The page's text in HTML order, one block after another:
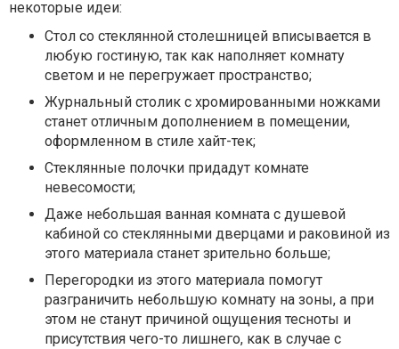
некоторые идеи:
Стол со стеклянной столешницей вписывается в
любую гостиную, так как наполняет комнату
светом и не перегружает пространство;
Журнальный столик с хромированными ножками
станет отличным дополнением в помещении,
оформленном в стиле хайт-тек;
Стеклянные полочки придадут комнате
невесомости;
Даже небольшая ванная комната с душевой
кабиной со стеклянными дверцами и раковиной из
этого материала станет зрительно больше;
Перегородки из этого материала помогут
разграничить небольшую комнату на зоны, а при
этом не станут причиной ощущения тесноты и
присутствия чего-то лишнего, как в случае с